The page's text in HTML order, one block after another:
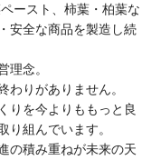
ースト、柿葉・柏葉な
安全な商品を製造し続
理念。
わりがありません。
りを今よりももっと良
り組んでいます。
の積み重ねが未来の天